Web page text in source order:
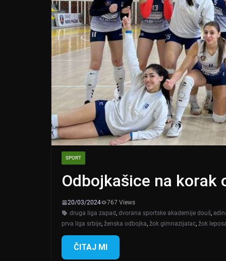
SPORT
Odbojkašice na korak
20/03/2024
767 Views
druga liga zapad, dvorana sportske akademije douš,
prva liga srbije, ženska odbojka, žok gimnazijalac, žok
ČITAJ MI